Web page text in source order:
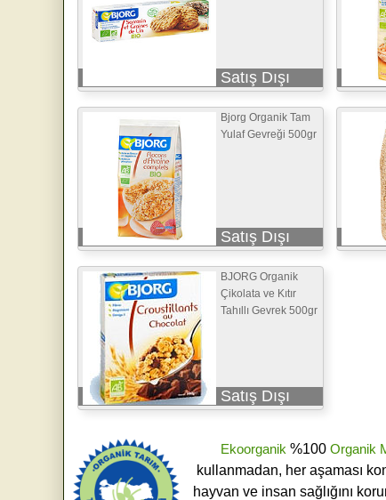
Satış Dışı
Bjorg Organik Tam
Yulaf Gevreği 500gr
Satış Dışı
BJORG Organik
Çikolata ve Kıtır
Tahıllı Gevrek 500gr
Satış Dışı
Ekoorganik %100 Organik
kullanmadan, her aşaması
hayvan ve insan sağlığını